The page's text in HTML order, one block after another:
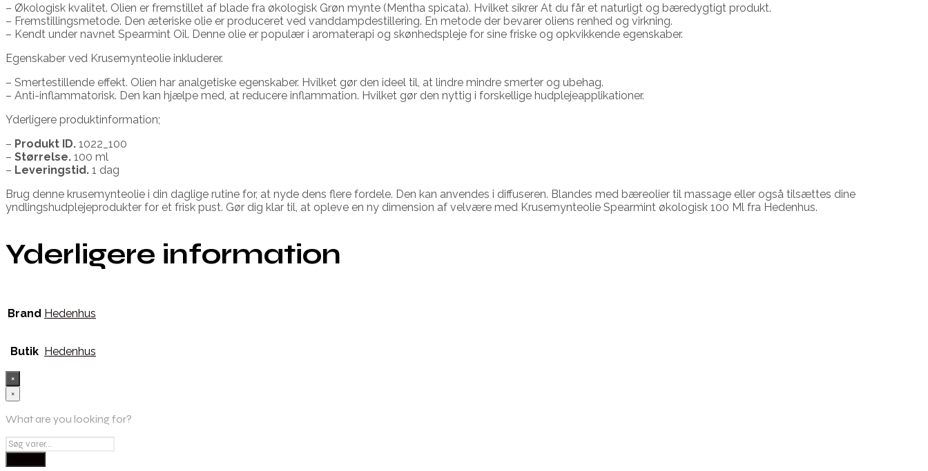
– Økologisk kvalitet. Olien er fremstillet af blade fra økologisk Grøn mynte (Mentha spicata). Hvilket sikrer At du får et naturligt og bæredygtigt produkt.
– Fremstillingsmetode. Den æteriske olie er produceret ved vanddampdestillering. En metode der bevarer oliens renhed og virkning.
– Kendt under navnet Spearmint Oil. Denne olie er populær i aromaterapi og skønhedspleje for sine friske og opkvikkende egenskaber.
Egenskaber ved Krusemynteolie inkluderer.
– Smertestillende effekt. Olien har analgetiske egenskaber. Hvilket gør den ideel til, at lindre mindre smerter og ubehag.
– Anti-inflammatorisk. Den kan hjælpe med, at reducere inflammation. Hvilket gør den nyttig i forskellige hudplejeapplikationer.
Yderligere produktinformation;
– Produkt ID. 1022_100
– Størrelse. 100 ml
– Leveringstid. 1 dag
Brug denne krusemynteolie i din daglige rutine for, at nyde dens flere fordele. Den kan anvendes i diffuseren. Blandes med bæreolier til massage eller også tilsættes dine
yndlingshudplejeprodukter for et frisk pust. Gør dig klar til, at opleve en ny dimension af velvære med Krusemynteolie Spearmint økologisk 100 Ml fra Hedenhus.
Yderligere information
Brand Hedenhus
Butik Hedenhus
×
×
What are you looking for?